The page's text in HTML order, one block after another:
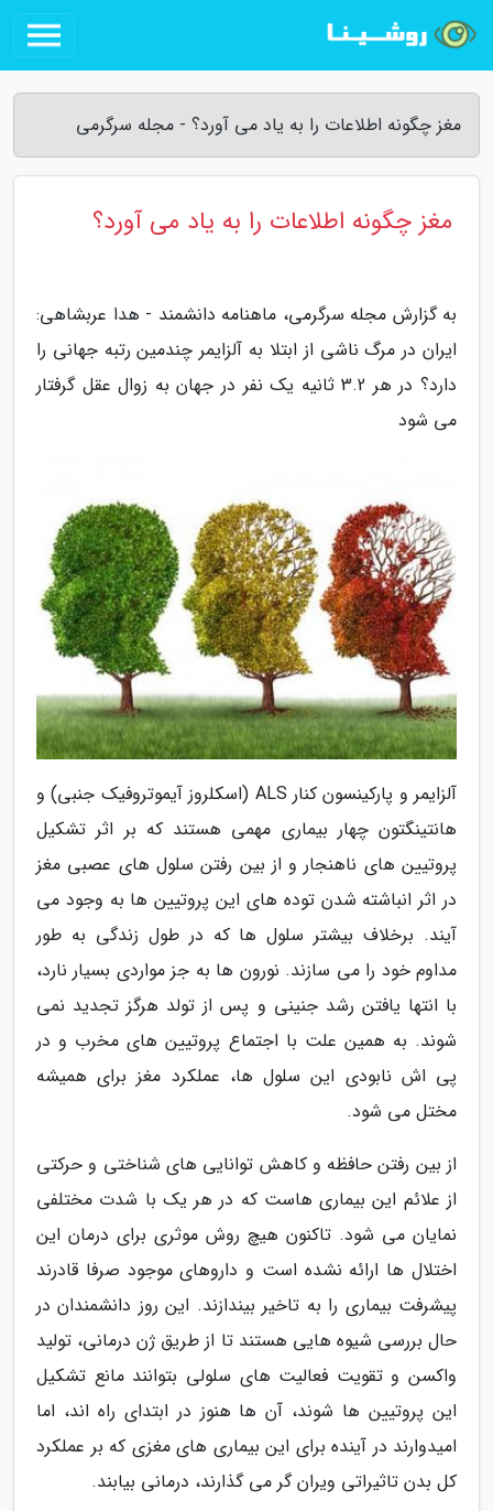
مغز چگونه اطلاعات را به یاد می آورد؟ - مجله سرگرمی
مغز چگونه اطلاعات را به یاد می آورد؟
به گزارش مجله سرگرمی، ماهنامه دانشمند - هدا عربشاهی:
ایران در مرگ ناشی از ابتلا به آلزایمر چندمین رتبه جهانی را
دارد؟ در هر 3.2 ثانیه یک نفر در جهان به زوال عقل گرفتار
می شود
آلزایمر و پارکینسون کنار ALS (اسکلروز آیموتروفیک جنبی) و
هانتینگتون چهار بیماری مهمی هستند که بر اثر تشکیل
پروتیین های ناهنجار و از بین رفتن سلول های عصبی مغز
در اثر انباشته شدن توده های این پروتیین ها به وجود می
آیند. برخلاف بیشتر سلول ها که در طول زندگی به طور
مداوم خود را می سازند. نورون ها به جز مواردی بسیار نارد،
با انتها یافتن رشد جنینی و پس از تولد هرگز تجدید نمی
شوند. به همین علت با اجتماع پروتیین های مخرب و در
پی اش نابودی این سلول ها، عملکرد مغز برای همیشه
مختل می شود.
از بین رفتن حافظه و کاهش توانایی های شناختی و حرکتی
از علائم این بیماری هاست که در هر یک با شدت مختلفی
نمایان می شود. تاکنون هیچ روش موثری برای درمان این
اختلال ها ارائه نشده است و داروهای موجود صرفا قادرند
پیشرفت بیماری را به تاخیر بیندازند. این روز دانشمندان در
حال بررسی شیوه هایی هستند تا از طریق ژن درمانی، تولید
واکسن و تقویت فعالیت های سلولی بتوانند مانع تشکیل
این پروتیین ها شوند، آن ها هنوز در ابتدای راه اند، اما
امیدوارند در آینده برای این بیماری های مغزی که بر عملکرد
کل بدن تاثیراتی ویران گر می گذارند، درمانی بیابند.